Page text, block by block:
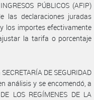
PÚBLICOS (AFIP)
las declaraciones juradas
los importes efectivamente
la tarifa o porcentaje
DE SEGURIDAD
análisis y se encomendó, a
LOS REGÍMENES DE LA